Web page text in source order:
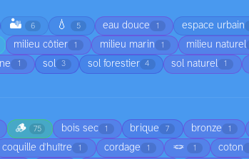
🏜️ 6 💧 5 eau douce 1 espace urbain
milieu côtier 1 milieu marin 1 milieu naturel
1 sol 3 sol forestier 4 sol naturel 1
🪵 75 bois sec 1 brique 7 bronze 1
coquille d'huître 1 cordage 1 🪢 1 coton